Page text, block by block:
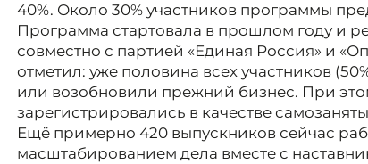
40%. Около 30% участников программы
Программа стартовала в прошлом году и
совместно с партией «Единая Россия» и
отметил: уже половина всех участников
или возобновили прежний бизнес. При
зарегистрировались в качестве
Ещё примерно 420 выпускников сейчас
масштабированием дела вместе с